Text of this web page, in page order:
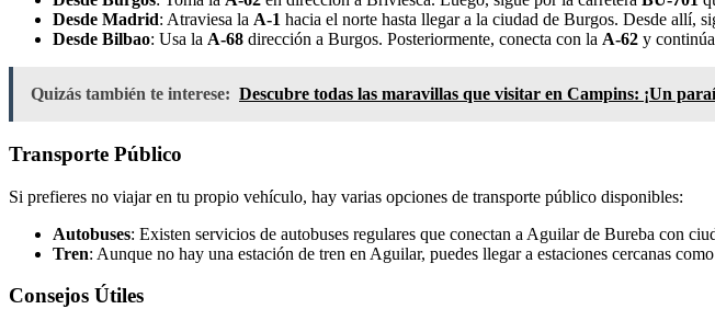
Desde Madrid: Atraviesa la A-1 hacia el norte hasta llegar a la ciudad de Burgos. Desde allí,
Desde Bilbao: Usa la A-68 dirección a Burgos. Posteriormente, conecta con la A-62 y
Quizás también te interese: Descubre todas las maravillas que visitar en Campins: ¡Un
Transporte Público
Si prefieres no viajar en tu propio vehículo, hay varias opciones de transporte público disponibles:
Autobuses: Existen servicios de autobuses regulares que conectan a Aguilar de Bureba con
Tren: Aunque no hay una estación de tren en Aguilar, puedes llegar a estaciones cercanas
Consejos Útiles